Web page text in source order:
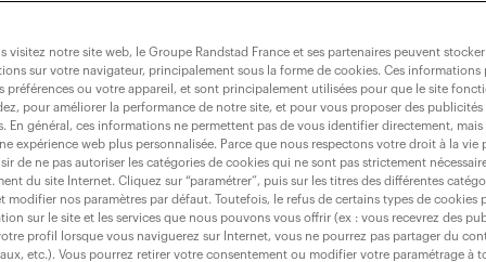
expertise-comptable (f/h)
Mont D Or (69) CDI 53 000 - 55 000 € /
et au sein d'un cabinet à taille humaine, vous
visitez notre site web, le Groupe Randstad France et ses partenaires peuvent
sur votre navigateur, principalement sous la forme de cookies. Ces informations
préférences ou votre appareil, et sont principalement utilisées pour que le site
pour améliorer la performance de notre site, et pour vous proposer des publicités
En général, ces informations ne permettent pas de vous identifier directement,
expérience web plus personnalisée. Parce que nous respectons votre droit à la vie
de ne pas autoriser les catégories de cookies qui ne sont pas strictement
du site Internet. Cliquez sur “paramétrer”, puis sur les titres des différentes
modifier nos paramètres par défaut. Toutefois, le refus de certains types de cookies
sur le site et les services que nous pouvons vous offrir (ex : vous recevrez des
profil lorsque vous naviguerez sur Internet, vous ne pourrez pas partager du
etc.). Vous pourrez retirer votre consentement ou modifier votre paramétrage à